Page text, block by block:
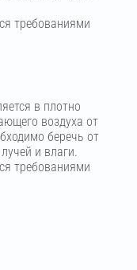
требованиями
в плотно
воздуха от
беречь от
и влаги.
требованиями